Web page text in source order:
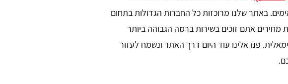
באתר שלנו מרוכזות כל החברות הגדולות בתחום
אתם זוכים בשירות ברמה הגבוהה ביותר
פנו אלינו עוד היום דרך האתר ונשמח לעזור